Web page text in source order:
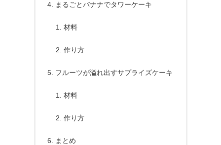
まるごとバナナでタワーケーキ
材料
作り方
フルーツが溢れ出すサプライズケーキ
材料
作り方
まとめ